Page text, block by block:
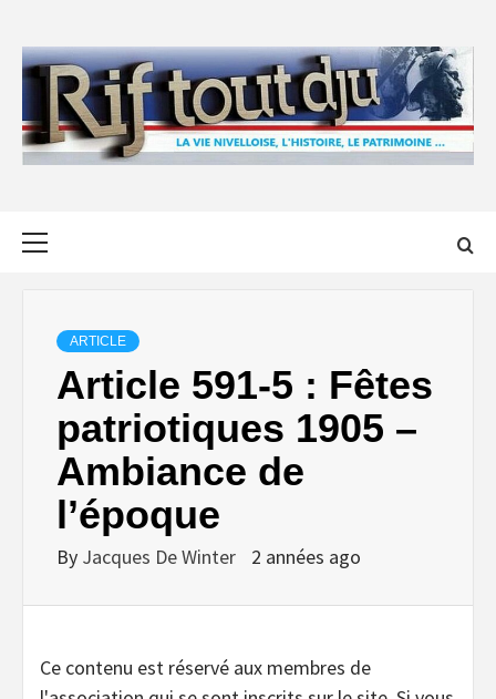
content
ARTICLE
Article 591-5 : Fêtes
patriotiques 1905 –
Ambiance de
l’époque
By Jacques De Winter 2 années ago
Ce contenu est réservé aux membres de